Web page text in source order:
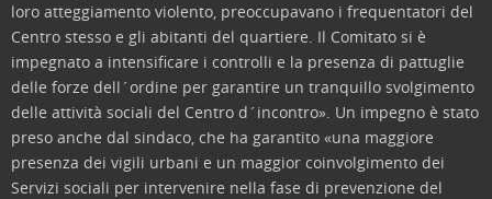
loro atteggiamento violento, preoccupavano i frequentatori del
Centro stesso e gli abitanti del quartiere. Il Comitato si è
impegnato a intensificare i controlli e la presenza di pattuglie
delle forze dell´ordine per garantire un tranquillo svolgimento
delle attività sociali del Centro d´incontro». Un impegno è stato
preso anche dal sindaco, che ha garantito «una maggiore
presenza dei vigili urbani e un maggior coinvolgimento dei
Servizi sociali per intervenire nella fase di prevenzione del